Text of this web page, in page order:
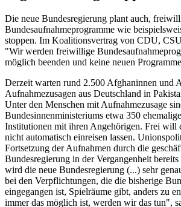
Die neue Bundesregierung plant auch,
Bundesaufnahmeprogramme wie
stoppen. Im Koalitionsvertrag von CDU,
"Wir werden freiwillige
möglich beenden und keine neuen
Derzeit warten rund 2.500 Afghaninnen und
Aufnahmezusagen aus Deutschland in
Unter den Menschen mit Aufnahmezusage
Bundesinnenministeriums etwa 350
Institutionen mit ihren Angehörigen. Frei will
nicht automatisch einreisen lassen.
Fortsetzung der Aufnahmen durch die
Bundesregierung in der Vergangenheit
wird die neue Bundesregierung (...) sehr
bei den Verpflichtungen, die die bisherige
eingegangen ist, Spielräume gibt, anders zu
immer das möglich ist, werden wir das tun",